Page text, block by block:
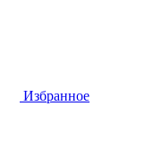
Избранное